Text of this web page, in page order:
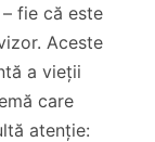
fie că este
Aceste
a vieții
care
atenție: